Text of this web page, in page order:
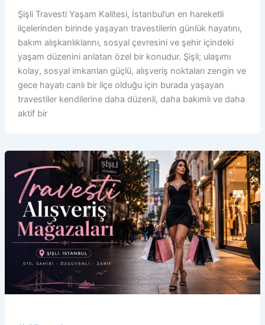
Şişli Travesti Yaşam Kalitesi, İstanbul’un en hareketli
ilçelerinden birinde yaşayan travestilerin günlük hayatını,
bakım alışkanlıklarını, sosyal çevresini ve şehir içindeki
yaşam düzenini anlatan özel bir konudur. Şişli; ulaşımı
kolay, sosyal imkanları güçlü, alışveriş noktaları zengin ve
gece hayatı canlı bir ilçe olduğu için burada yaşayan
travestiler kendilerine daha düzenli, daha bakımlı ve daha
aktif bir